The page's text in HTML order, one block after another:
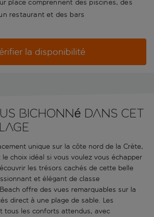
place comprennent des piscines, des
restaurant et des bars
la disponibilité
bichonné dans cet
unique sur la côte nord de la Crète,
choix idéal si vous voulez vous échapper
les trésors cachés de cette belle
et élégant de classe
offre des vues remarquables sur la
direct à une plage de sable. Les
tous les conforts attendus, avec